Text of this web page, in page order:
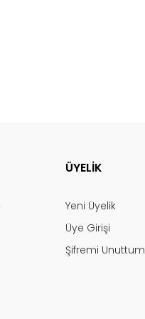
ÜYELİK
Yeni Üyelik
Üye Girişi
Şifremi Unuttum